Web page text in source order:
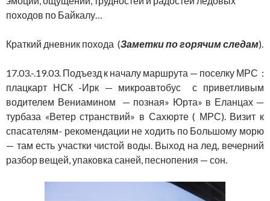
походов по Байкалу…
Краткий дневник похода (Заметки по горячим следам).
17.03.-.19.03. Подъезд к началу маршрута — поселку МРС :
плацкарт НСК -Ирк — микроавтобус с приветливым
водителем Вениамином — позная» Юрта» в Еланцах —
турбаза «Ветер странствий» в Сахюрте ( МРС). Визит к
спасателям- рекомендации не ходить по Большому морю
— там есть участки чистой воды. Выход на лед, вечерний
разбор вещей, упаковка саней, песнопения — сон.